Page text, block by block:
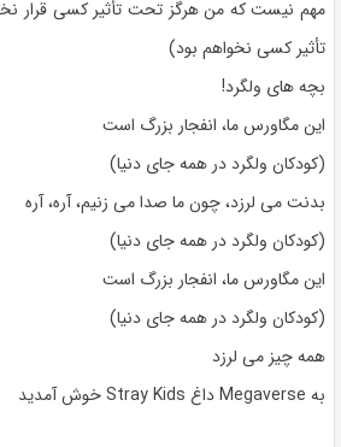
مهم نیست که من هرگز تحت تأثیر کسی قرار
تأثیر کسی نخواهم بود)
بچه های ولگرد!
این مگاورس ما، انفجار بزرگ است
(کودکان ولگرد در همه جای دنیا)
بدنت می لرزد، چون ما صدا می زنیم، آره، آره
(کودکان ولگرد در همه جای دنیا)
این مگاورس ما، انفجار بزرگ است
(کودکان ولگرد در همه جای دنیا)
همه چیز می لرزد
به Megaverse داغ Stray Kids خوش آمدید